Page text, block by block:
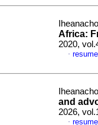
Africa:
2020,
·
and
2026,
·